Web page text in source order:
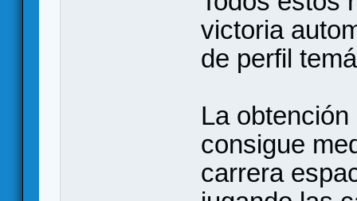
victoria
de perfil
La
consigue
carrera